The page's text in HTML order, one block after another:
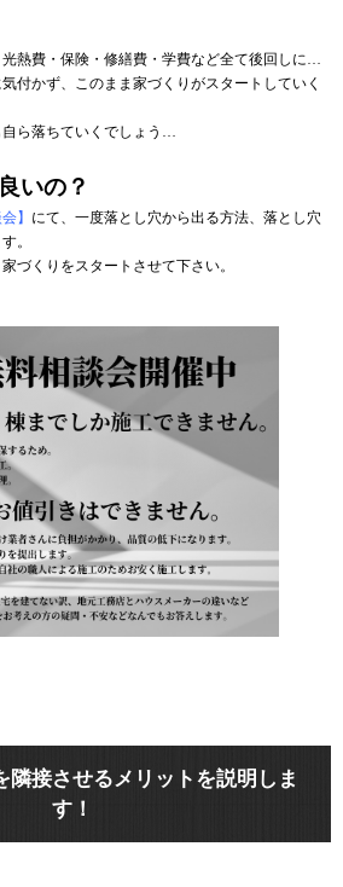
熱費・保険・修繕費・学費など全て後回しに…
付かず、このまま家づくりがスタートしていく
ら落ちていくでしょう…
いの？
】 にて、一度落とし穴から出る方法、落とし穴
。
づくりをスタートさせて下さい。
隣接させるメリットを説明しま
す！